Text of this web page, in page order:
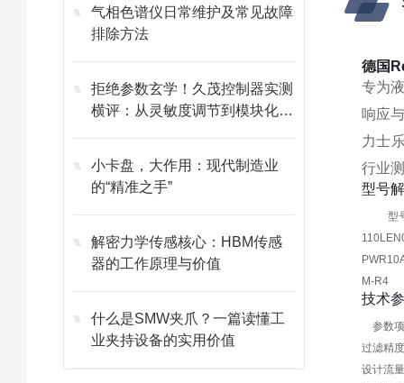
气相色谱仪日常维护及常见故障
排除方法
拒绝参数玄学！久茂控制器实测
横评：从灵敏度调节到模块化维
小卡盘，大作用：现代制造业
的“精准之手”
解密力学传感核心：HBM传感
器的工作原理与价值
什么是SMW夹爪？一篇读懂工
业夹持设备的实用价值
德国
专为
响应
力士
行业
型号
型
M-R4
技术
参数
过滤精
设计流